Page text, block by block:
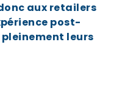
aux retailers
post-
leurs